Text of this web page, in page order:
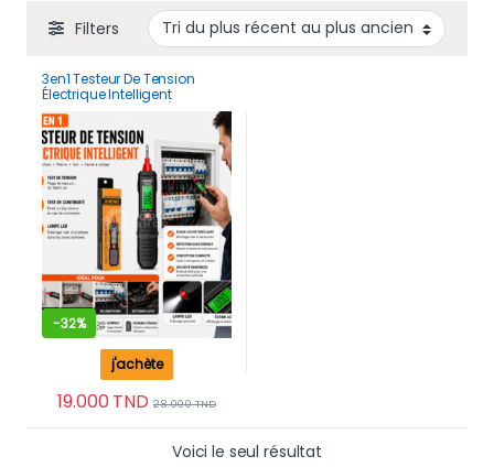
Filters
3en1 Testeur De Tension
Électrique Intelligent
Multifonction Avec Écran
LCD
-32%
19.000TND 28.000TND
j'achète
Voici le seul résultat